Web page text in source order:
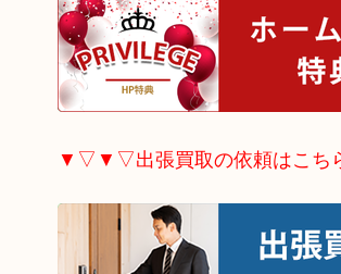
▼▽▼▽出張買取の依頼はこ